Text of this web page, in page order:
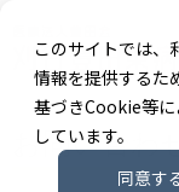
このサイトでは、
情報を提供するた
基づきCookie等に
しています。
同意す
お問い合わ